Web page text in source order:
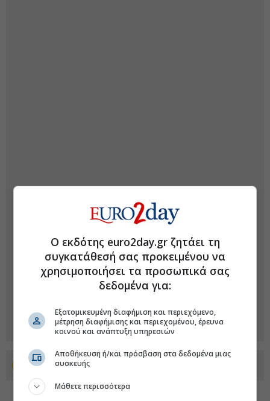
Προσθέστε το euro2day.gr στο Discover
Ο εκδότης euro2day.gr ζητάει τη
συγκατάθεσή σας προκειμένου να
χρησιμοποιήσει τα προσωπικά σας
δεδομένα για:
Εξατομικευμένη διαφήμιση και περιεχόμενο,
μέτρηση διαφήμισης και περιεχομένου, έρευνα
κοινού και ανάπτυξη υπηρεσιών
Αποθήκευση ή/και πρόσβαση στα δεδομένα μιας
συσκευής
Μάθετε περισσότερα